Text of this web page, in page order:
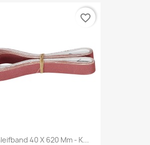
40 X 620 Mm - K...
favorite_border